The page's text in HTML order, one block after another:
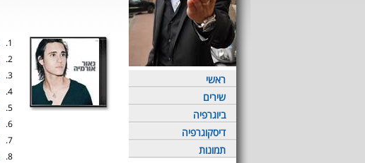
ראשי
שירים
ביוגרפיה
דיסקוגרפיה
תמונות
1.
2.
3.
4.
5.
6.
7.
8.